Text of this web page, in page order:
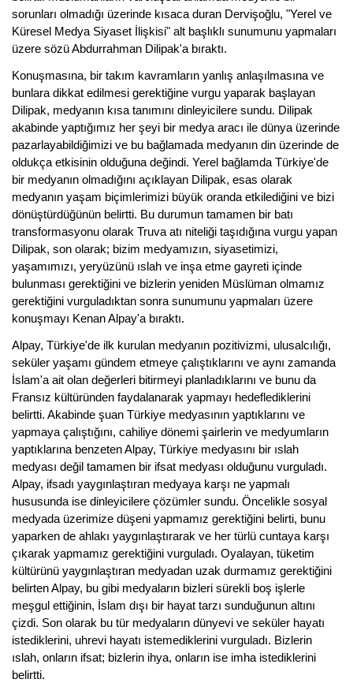
sorunları olmadığı üzerinde kısaca duran Dervişoğlu, "Yerel ve
Küresel Medya Siyaset İlişkisi" alt başlıklı sunumunu yapmaları
üzere sözü Abdurrahman Dilipak'a bıraktı.
Konuşmasına, bir takım kavramların yanlış anlaşılmasına ve
bunlara dikkat edilmesi gerektiğine vurgu yaparak başlayan
Dilipak, medyanın kısa tanımını dinleyicilere sundu. Dilipak
akabinde yaptığımız her şeyi bir medya aracı ile dünya üzerinde
pazarlayabildiğimizi ve bu bağlamada medyanın din üzerinde de
oldukça etkisinin olduğuna değindi. Yerel bağlamda Türkiye'de
bir medyanın olmadığını açıklayan Dilipak, esas olarak
medyanın yaşam biçimlerimizi büyük oranda etkilediğini ve bizi
dönüştürdüğünün belirtti. Bu durumun tamamen bir batı
transformasyonu olarak Truva atı niteliği taşıdığına vurgu yapan
Dilipak, son olarak; bizim medyamızın, siyasetimizi,
yaşamımızı, yeryüzünü ıslah ve inşa etme gayreti içinde
bulunması gerektiğini ve bizlerin yeniden Müslüman olmamız
gerektiğini vurguladıktan sonra sunumunu yapmaları üzere
konuşmayı Kenan Alpay'a bıraktı.
Alpay, Türkiye'de ilk kurulan medyanın pozitivizmi, ulusalcılığı,
seküler yaşamı gündem etmeye çalıştıklarını ve aynı zamanda
İslam'a ait olan değerleri bitirmeyi planladıklarını ve bunu da
Fransız kültüründen faydalanarak yapmayı hedeflediklerini
belirtti. Akabinde şuan Türkiye medyasının yaptıklarını ve
yapmaya çalıştığını, cahiliye dönemi şairlerin ve medyumların
yaptıklarına benzeten Alpay, Türkiye medyasını bir ıslah
medyası değil tamamen bir ifsat medyası olduğunu vurguladı.
Alpay, ifsadı yaygınlaştıran medyaya karşı ne yapmalı
hususunda ise dinleyicilere çözümler sundu. Öncelikle sosyal
medyada üzerimize düşeni yapmamız gerektiğini belirti, bunu
yaparken de ahlakı yaygınlaştırarak ve her türlü cuntaya karşı
çıkarak yapmamız gerektiğini vurguladı. Oyalayan, tüketim
kültürünü yaygınlaştıran medyadan uzak durmamız gerektiğini
belirten Alpay, bu gibi medyaların bizleri sürekli boş işlerle
meşgul ettiğinin, İslam dışı bir hayat tarzı sunduğunun altını
çizdi. Son olarak bu tür medyaların dünyevi ve seküler hayatı
istediklerini, uhrevi hayatı istemediklerini vurguladı. Bizlerin
ıslah, onların ifsat; bizlerin ihya, onların ise imha istediklerini
belirtti.